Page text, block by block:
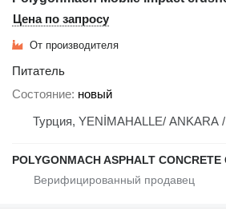
Цена по запросу
От производителя
Питатель
Состояние новый
Турция, YENİMAHALLE/ ANKARA /